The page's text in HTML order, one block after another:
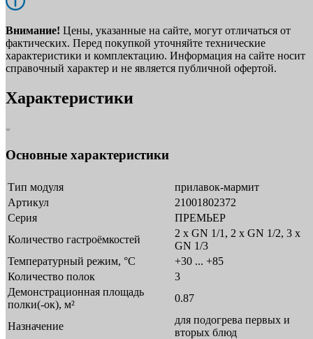
Внимание! Цены, указанные на сайте, могут отличаться от
фактических. Перед покупкой уточняйте технические
характеристики и комплектацию. Информация на сайте носит
справочный характер и не является публичной офертой.
Характеристики
Основные характеристики
Тип модуля
прилавок-мармит
Артикул
21001802372
Серия
ПРЕМЬЕР
Количество гастроёмкостей
2 x GN 1/1, 2 х GN 1/2, 3 х
GN 1/3
Температурный режим, °C
+30 ... +85
Количество полок
3
Демонстрационная площадь
полки(-ок), м²
0.87
Назначение
для подогрева первых и
вторых блюд